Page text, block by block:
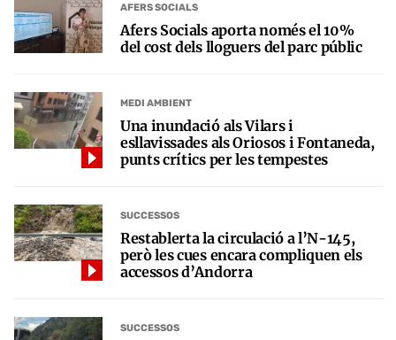
AFERS SOCIALS
Afers Socials aporta només el 10%
del cost dels lloguers del parc públic
MEDI AMBIENT
Una inundació als Vilars i
esllavissades als Oriosos i Fontaneda,
punts crítics per les tempestes
SUCCESSOS
Restablerta la circulació a l’N-145,
però les cues encara compliquen els
accessos d’Andorra
SUCCESSOS